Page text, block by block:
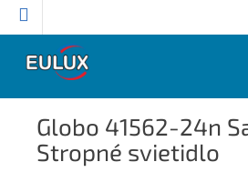
Prejsť
Globo 41562-24n
Stropné svietidlo